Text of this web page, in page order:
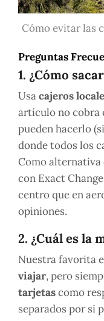
Cómo evitar las
Preguntas
1. ¿Cómo
Usacajeros
artículo no cobra
pueden hacerlo
donde todos los
Como alternativa
con Exact
centro que en
opiniones.
2. ¿Cuál es la
Nuestra favorita
viajar, pero
tarjetascomo
separados por si